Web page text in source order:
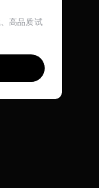
高品质试